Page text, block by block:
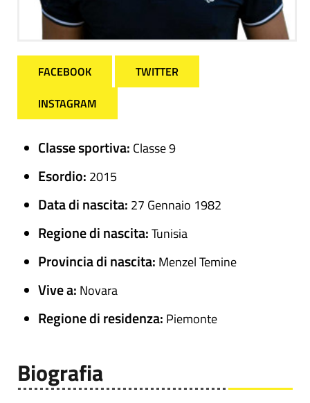
FACEBOOK
TWITTER
INSTAGRAM
Classe sportiva: Classe 9
Esordio: 2015
Data di nascita: 27 Gennaio 1982
Regione di nascita:Tunisia
Provincia di nascita: Menzel Temine
Vive a: Novara
Regione di residenza: Piemonte
Biografia